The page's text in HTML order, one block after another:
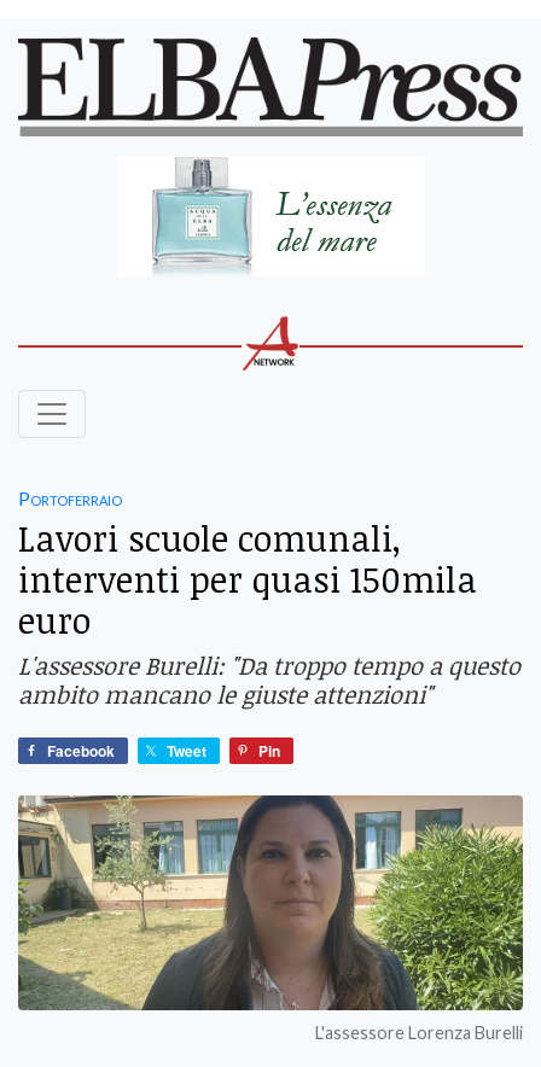
Portoferraio
Lavori scuole comunali,
interventi per quasi 150mila
euro
L'assessore Burelli: "Da troppo tempo a questo
ambito mancano le giuste attenzioni"
Facebook Tweet Pin
L'assessore Lorenza Burelli